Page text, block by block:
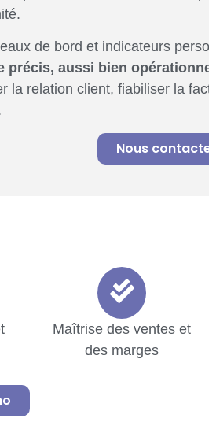
de bord et indicateurs
précis, aussi bien
la relation client, fiabiliser la
Nous
Maîtrise des ventes et
des marges